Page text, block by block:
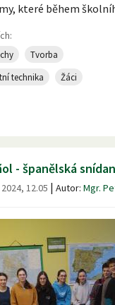
které během
Tvorba
technika
Žáci
- španělská
12.05 | Autor: Mgr.